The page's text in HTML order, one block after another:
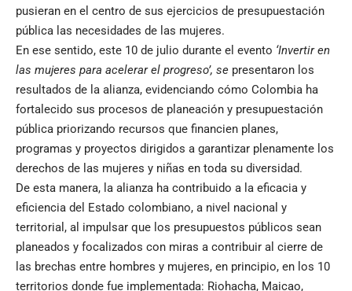
pusieran en el centro de sus ejercicios de presupuestación
pública las necesidades de las mujeres.
En ese sentido, este 10 de julio durante el evento ‘Invertir en
las mujeres para acelerar el progreso’, se presentaron los
resultados de la alianza, evidenciando cómo Colombia ha
fortalecido sus procesos de planeación y presupuestación
pública priorizando recursos que financien planes,
programas y proyectos dirigidos a garantizar plenamente los
derechos de las mujeres y niñas en toda su diversidad.
De esta manera, la alianza ha contribuido a la eficacia y
eficiencia del Estado colombiano, a nivel nacional y
territorial, al impulsar que los presupuestos públicos sean
planeados y focalizados con miras a contribuir al cierre de
las brechas entre hombres y mujeres, en principio, en los 10
territorios donde fue implementada: Riohacha, Maicao,